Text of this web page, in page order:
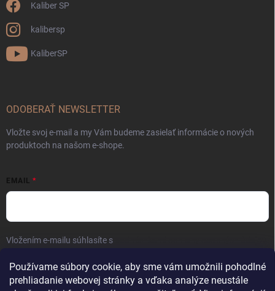
Používame súbory cookie, aby sme vám umožnili pohodlné
prehliadanie webovej stránky a vďaka analýze neustále
Kaliber SP
kalibersp
KaliberSP
ODOBERAŤ NEWSLETTER
Vložte svoj e-mail a my Vám budeme zasielať informácie o nových
produktoch na našom e-shope.
EMAIL
Vložením e-mailu súhlasíte s
Prihlásiť sa